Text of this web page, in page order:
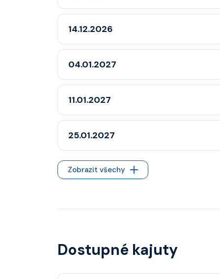
14.12.2026
04.01.2027
11.01.2027
25.01.2027
Zobrazit všechy
Dostupné kajuty